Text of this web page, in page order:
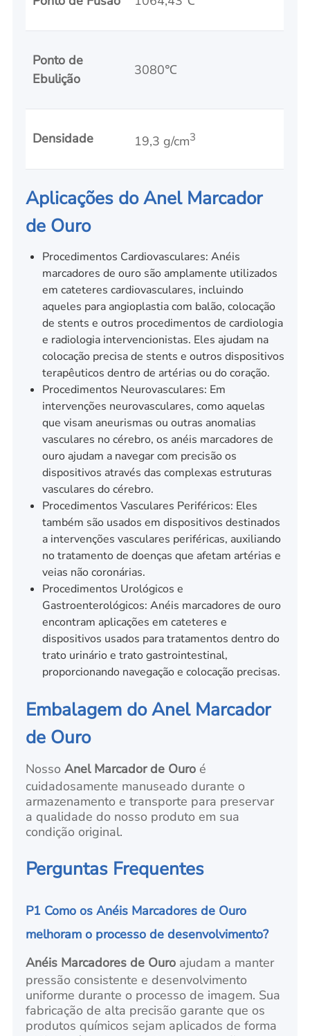
Ponto de
Ebulição
3080℃
Densidade 19,3 g/cm3
Aplicações do Anel Marcador
de Ouro
Procedimentos Cardiovasculares: Anéis
marcadores de ouro são amplamente utilizados
em cateteres cardiovasculares, incluindo
aqueles para angioplastia com balão, colocação
de stents e outros procedimentos de cardiologia
e radiologia intervencionistas. Eles ajudam na
colocação precisa de stents e outros dispositivos
terapêuticos dentro de artérias ou do coração.
Procedimentos Neurovasculares: Em
intervenções neurovasculares, como aquelas
que visam aneurismas ou outras anomalias
vasculares no cérebro, os anéis marcadores de
ouro ajudam a navegar com precisão os
dispositivos através das complexas estruturas
vasculares do cérebro.
Procedimentos Vasculares Periféricos: Eles
também são usados em dispositivos destinados
a intervenções vasculares periféricas, auxiliando
no tratamento de doenças que afetam artérias e
veias não coronárias.
Procedimentos Urológicos e
Gastroenterológicos: Anéis marcadores de ouro
encontram aplicações em cateteres e
dispositivos usados para tratamentos dentro do
trato urinário e trato gastrointestinal,
proporcionando navegação e colocação precisas.
Embalagem do Anel Marcador
de Ouro
NossoAnel Marcador de Ouro é
cuidadosamente manuseado durante o
armazenamento e transporte para preservar
a qualidade do nosso produto em sua
condição original.
Perguntas Frequentes
P1 Como os Anéis Marcadores de Ouro
melhoram o processo de desenvolvimento?
Anéis Marcadores de Ouro ajudam a manter
pressão consistente e desenvolvimento
uniforme durante o processo de imagem. Sua
fabricação de alta precisão garante que os
produtos químicos sejam aplicados de forma